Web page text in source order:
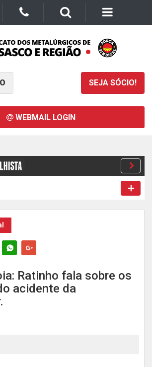
SEJA SÓCIO!
WEBMAIL LOGIN
Ratinho fala sobre os
acidente da